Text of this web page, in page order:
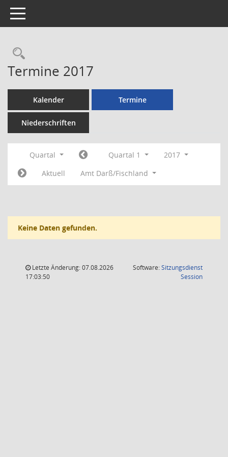
Toggle navigation
Rechercheauswahl
Termine 2017
Kalender Termine
Niederschriften
Quartal Quartal 1
2017
Aktuell
Amt Darß/Fischland
Keine Daten gefunden.
Letzte Änderung: 07.08.2026
17:03:50
Software:Sitzungsdienst
Session(Wird in